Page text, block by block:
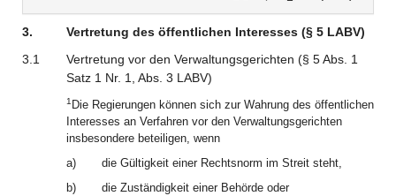
3.
Vertretung des öffentlichen Interesses (§ 5 LABV)
3.1
Vertretung vor den Verwaltungsgerichten (§ 5 Abs. 1
Satz 1 Nr. 1, Abs. 3 LABV)
1 Die Regierungen können sich zur Wahrung des öffentlichen
Interesses an Verfahren vor den Verwaltungsgerichten
insbesondere beteiligen, wenn
a)
die Gültigkeit einer Rechtsnorm im Streit steht,
b)
die Zuständigkeit einer Behörde oder